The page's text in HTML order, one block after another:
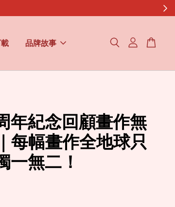
品牌故事
年紀念回顧畫作無
每幅畫作全地球只
一無二！